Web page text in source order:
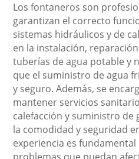
Los fontaneros son
garantizan el correcto
sistemas hidráulicos y de
en la instalación,
tuberías de agua potable y
que el suministro de agua
y seguro. Además, se
mantener servicios
calefacción y suministro de
la comodidad y seguridad
experiencia es